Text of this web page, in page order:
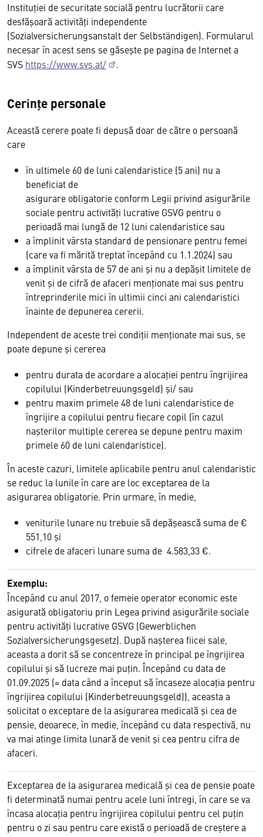
Instituţiei de securitate socială pentru lucrătorii care
desfășoară activități independente
(Sozialversicherungsanstalt der Selbständigen). Formularul
necesar în acest sens se găseşte pe pagina de Internet a
SVS https://www.svs.at/ .
Cerinţe personale
Această cerere poate fi depusă doar de către o persoană
care
în ultimele 60 de luni calendaristice (5 ani) nu a
beneficiat de
asigurare obligatorie conform Legii privind asigurările
sociale pentru activităţi lucrative GSVG pentru o
perioadă mai lungă de 12 luni calendaristice sau
a împlinit vârsta standard de pensionare pentru femei
(care va fi mărită treptat începând cu 1.1.2024) sau
a împlinit vârsta de 57 de ani și nu a depășit limitele de
venit și de cifră de afaceri menționate mai sus pentru
întreprinderile mici în ultimii cinci ani calendaristici
înainte de depunerea cererii.
Independent de aceste trei condiţii menţionate mai sus, se
poate depune şi cererea
pentru durata de acordare a alocaţiei pentru îngrijirea
copilului (Kinderbetreuungsgeld) şi/ sau
pentru maxim primele 48 de luni calendaristice de
îngrijire a copilului pentru fiecare copil (în cazul
naşterilor multiple cererea se depune pentru maxim
primele 60 de luni calendaristice).
În aceste cazuri, limitele aplicabile pentru anul calendaristic
se reduc la lunile în care are loc exceptarea de la
asigurarea obligatorie. Prin urmare, în medie,
veniturile lunare nu trebuie să depăşească suma de €
551,10 şi
cifrele de afaceri lunare suma de 4.583,33 €.
Exemplu:
Începând cu anul 2017, o femeie operator economic este
asigurată obligatoriu prin Legea privind asigurările sociale
pentru activităţi lucrative GSVG (Gewerblichen
Sozialversicherungsgesetz). După naşterea fiicei sale,
aceasta a dorit să se concentreze în principal pe îngrijirea
copilului şi să lucreze mai puţin. Începând cu data de
01.09.2025 (= data când a început să încaseze alocaţia pentru
îngrijirea copilului (Kinderbetreuungsgeld)), aceasta a
solicitat o exceptare de la asigurarea medicală şi cea de
pensie, deoarece, în medie, începând cu data respectivă, nu
va mai atinge limita lunară de venit şi cea pentru cifra de
afaceri.
Exceptarea de la asigurarea medicală şi cea de pensie poate
fi determinată numai pentru acele luni întregi, în care se va
încasa alocaţia pentru îngrijirea copilului pentru cel puţin
pentru o zi sau pentru care există o perioadă de creştere a